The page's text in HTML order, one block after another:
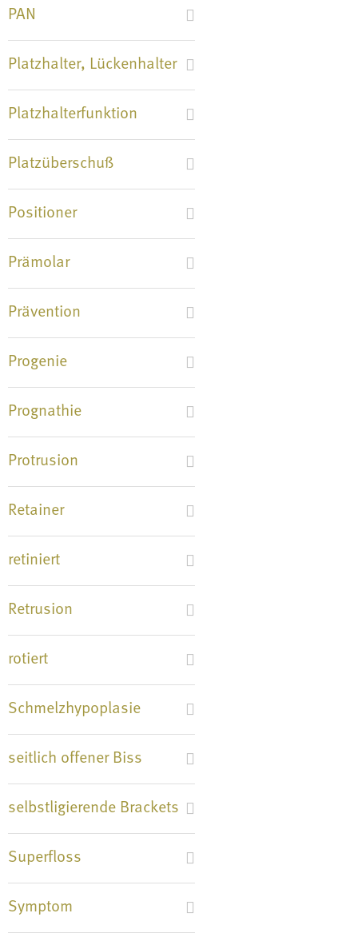
PAN
Platzhalter, Lückenhalter
Platzhalterfunktion
Platzüberschuß
Positioner
Prämolar
Prävention
Progenie
Prognathie
Protrusion
Retainer
retiniert
Retrusion
rotiert
Schmelzhypoplasie
seitlich offener Biss
selbstligierende Brackets
Superfloss
Symptom